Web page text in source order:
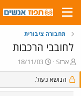
תחבורה ציבורית
לחובבי הרכבות
פ
ו
ת
ח
ארזS
פ
ו
ר
ס
18/11/03
הנושא נעול.